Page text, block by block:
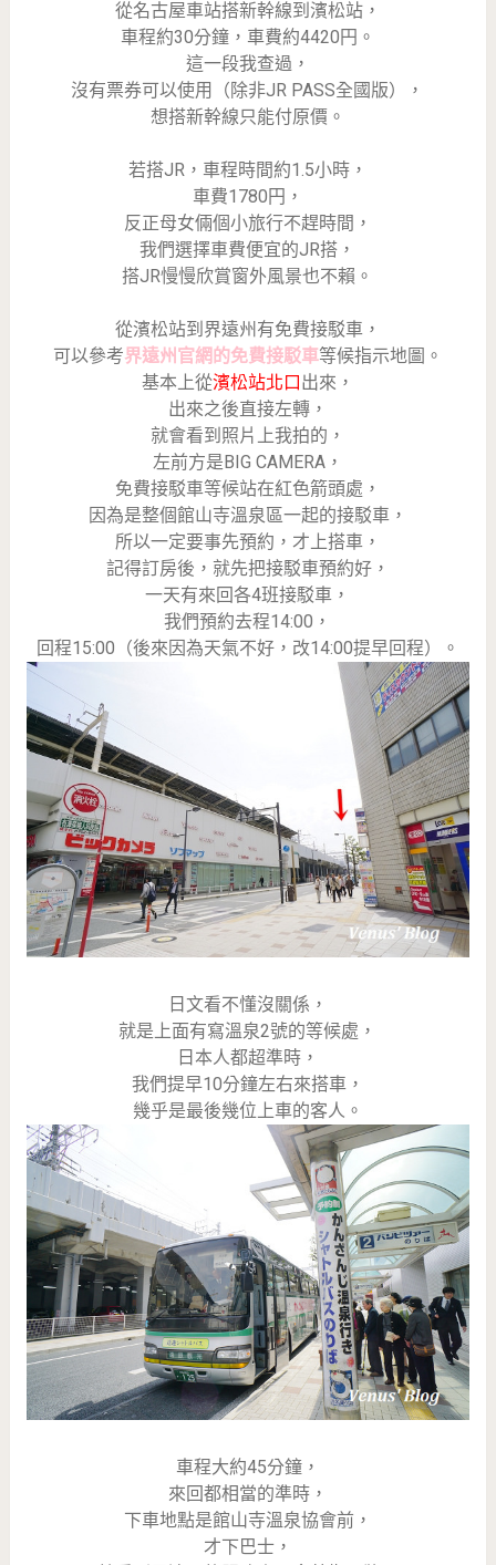
從名古屋車站搭新幹線到濱松站，
車程約30分鐘，車費約4420円。
這一段我查過，
沒有票券可以使用（除非JR PASS全國版），
想搭新幹線只能付原價。
若搭JR，車程時間約1.5小時，
車費1780円，
反正母女倆個小旅行不趕時間，
我們選擇車費便宜的JR搭，
搭JR慢慢欣賞窗外風景也不賴。
從濱松站到界遠州有免費接駁車，
可以參考界遠州官網的免費接駁車等候指示地圖。
基本上從濱松站北口 出來，
出來之後直接左轉，
就會看到照片上我拍的，
左前方是BIG CAMERA，
免費接駁車等候站在紅色箭頭處，
因為是整個館山寺溫泉區一起的接駁車，
所以一定要事先預約，才上搭車，
記得訂房後，就先把接駁車預約好，
一天有來回各4班接駁車，
我們預約去程14:00，
回程15:00（後來因為天氣不好，改14:00提早回程）。
日文看不懂沒關係，
就是上面有寫溫泉2號的等候處，
日本人都超準時，
我們提早10分鐘左右來搭車，
幾乎是最後幾位上車的客人。
車程大約45分鐘，
來回都相當的準時，
下車地點是館山寺溫泉協會前，
才下巴士，